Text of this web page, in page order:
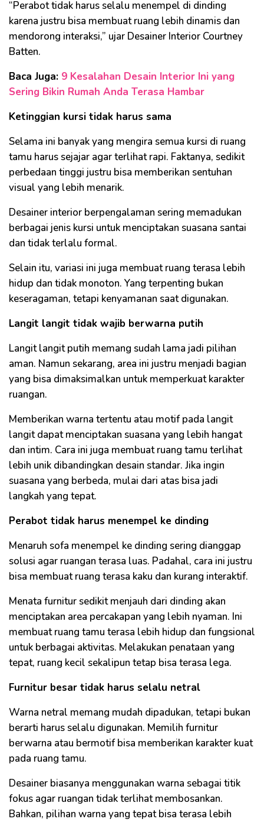
“Perabot tidak harus selalu menempel di dinding
karena justru bisa membuat ruang lebih dinamis dan
mendorong interaksi,” ujar Desainer Interior Courtney
Batten.
Baca Juga: 9 Kesalahan Desain Interior Ini yang
Sering Bikin Rumah Anda Terasa Hambar
Ketinggian kursi tidak harus sama
Selama ini banyak yang mengira semua kursi di ruang
tamu harus sejajar agar terlihat rapi. Faktanya, sedikit
perbedaan tinggi justru bisa memberikan sentuhan
visual yang lebih menarik.
Desainer interior berpengalaman sering memadukan
berbagai jenis kursi untuk menciptakan suasana santai
dan tidak terlalu formal.
Selain itu, variasi ini juga membuat ruang terasa lebih
hidup dan tidak monoton. Yang terpenting bukan
keseragaman, tetapi kenyamanan saat digunakan.
Langit langit tidak wajib berwarna putih
Langit langit putih memang sudah lama jadi pilihan
aman. Namun sekarang, area ini justru menjadi bagian
yang bisa dimaksimalkan untuk memperkuat karakter
ruangan.
Memberikan warna tertentu atau motif pada langit
langit dapat menciptakan suasana yang lebih hangat
dan intim. Cara ini juga membuat ruang tamu terlihat
lebih unik dibandingkan desain standar. Jika ingin
suasana yang berbeda, mulai dari atas bisa jadi
langkah yang tepat.
Perabot tidak harus menempel ke dinding
Menaruh sofa menempel ke dinding sering dianggap
solusi agar ruangan terasa luas. Padahal, cara ini justru
bisa membuat ruang terasa kaku dan kurang interaktif.
Menata furnitur sedikit menjauh dari dinding akan
menciptakan area percakapan yang lebih nyaman. Ini
membuat ruang tamu terasa lebih hidup dan fungsional
untuk berbagai aktivitas. Melakukan penataan yang
tepat, ruang kecil sekalipun tetap bisa terasa lega.
Furnitur besar tidak harus selalu netral
Warna netral memang mudah dipadukan, tetapi bukan
berarti harus selalu digunakan. Memilih furnitur
berwarna atau bermotif bisa memberikan karakter kuat
pada ruang tamu.
Desainer biasanya menggunakan warna sebagai titik
fokus agar ruangan tidak terlihat membosankan.
Bahkan, pilihan warna yang tepat bisa terasa lebih